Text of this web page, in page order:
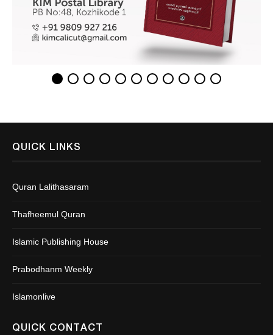
QUICK LINKS
Quran Lalithasaram
Thafheemul Quran
Islamic Publishing House
Prabodhanm Weekly
Islamonlive
QUICK CONTACT